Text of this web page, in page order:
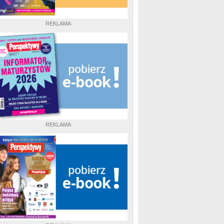
REKLAMA
REKLAMA